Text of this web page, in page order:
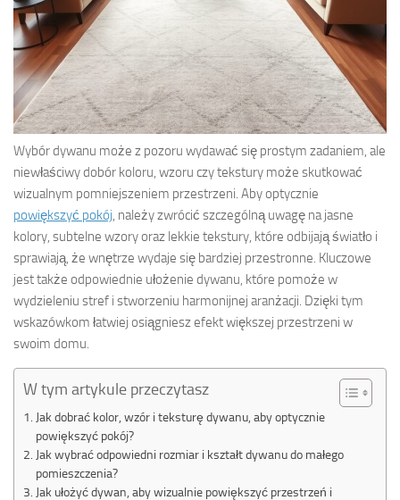
Wybór dywanu może z pozoru wydawać się prostym zadaniem, ale
niewłaściwy dobór koloru, wzoru czy tekstury może skutkować
wizualnym pomniejszeniem przestrzeni. Aby optycznie
powiększyć pokój , należy zwrócić szczególną uwagę na jasne
kolory, subtelne wzory oraz lekkie tekstury, które odbijają światło i
sprawiają, że wnętrze wydaje się bardziej przestronne. Kluczowe
jest także odpowiednie ułożenie dywanu, które pomoże w
wydzieleniu stref i stworzeniu harmonijnej aranżacji. Dzięki tym
wskazówkom łatwiej osiągniesz efekt większej przestrzeni w
swoim domu.
W tym artykule przeczytasz
Jak dobrać kolor, wzór i teksturę dywanu, aby optycznie
powiększyć pokój?
Jak wybrać odpowiedni rozmiar i kształt dywanu do małego
pomieszczenia?
Jak ułożyć dywan, aby wizualnie powiększyć przestrzeń i